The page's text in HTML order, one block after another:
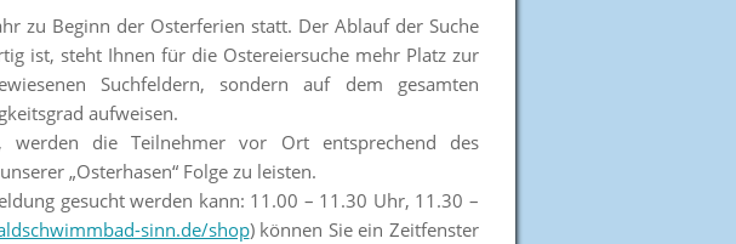
zu Beginn der Osterferien statt. Der Ablauf der Suche
ist, steht Ihnen für die Ostereiersuche mehr Platz zur
Suchfeldern, sondern auf dem gesamten
aufweisen.
werden die Teilnehmer vor Ort entsprechend des
„Osterhasen“ Folge zu leisten.
gesucht werden kann: 11.00 – 11.30 Uhr, 11.30 –
sinn.de/shop) können Sie ein Zeitfenster